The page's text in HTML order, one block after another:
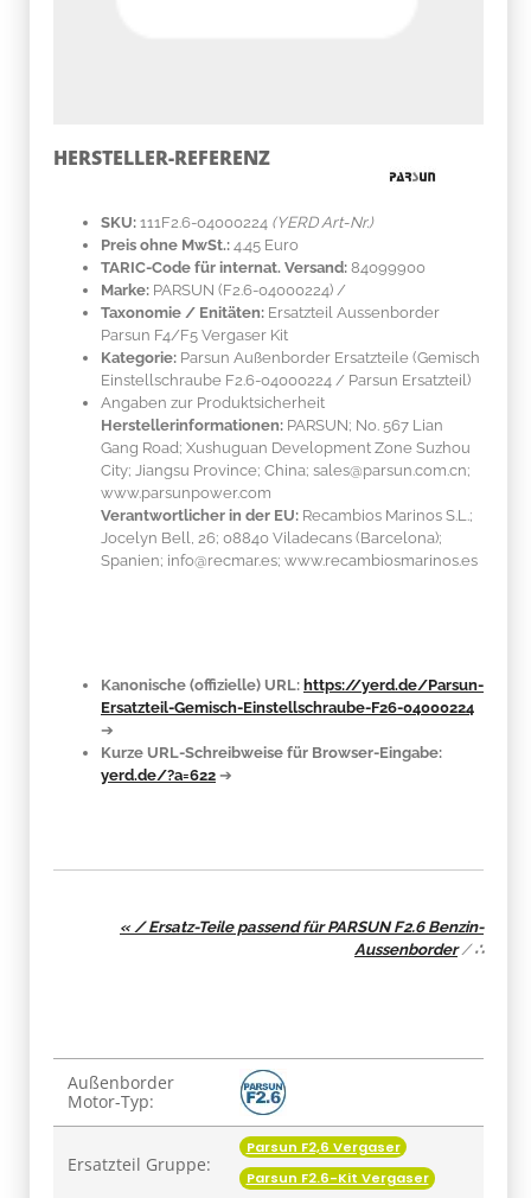
HERSTELLER-REFERENZ
SKU: 111F2.6-04000224 (YERD Art-Nr.)
Preis ohne MwSt.: 4.45 Euro
TARIC-Code für internat. Versand: 84099900
Marke: PARSUN (F2.6-04000224) /
Taxonomie / Enitäten: Ersatzteil Aussenborder
Parsun F4/F5 Vergaser Kit
Kategorie: Parsun Außenborder Ersatzteile (Gemisch
Einstellschraube F2.6-04000224 / Parsun Ersatzteil)
Angaben zur Produktsicherheit
Herstellerinformationen: PARSUN; No. 567 Lian
Gang Road; Xushuguan Development Zone Suzhou
City; Jiangsu Province; China; sales@parsun.com.cn;
www.parsunpower.com
Verantwortlicher in der EU: Recambios Marinos S.L.;
Jocelyn Bell, 26; 08840 Viladecans (Barcelona);
Spanien; info@recmar.es; www.recambiosmarinos.es
Kanonische (offizielle) URL: https://yerd.de/Parsun-
Ersatzteil-Gemisch-Einstellschraube-F26-04000224
➔
Kurze URL-Schreibweise für Browser-Eingabe:
yerd.de/?a=622 ➔
« / Ersatz-Teile passend für PARSUN F2.6 Benzin-
Aussenborder/∴
Produkteigenschaft
Wert
Außenborder
Motor-Typ:
Ersatzteil Gruppe:
Parsun F2,6 Vergaser
Parsun F2.6-Kit Vergaser